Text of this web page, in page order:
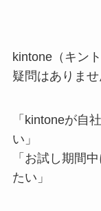
kintone（キン
疑問はありませ
「kintoneが自
い」
「お試し期間
たい」